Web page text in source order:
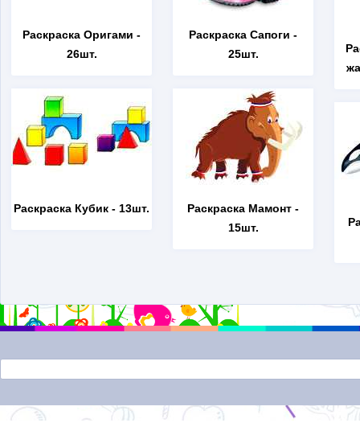
Раскраска Оригами -
26шт.
Раскраска Кубик - 13шт.
Раскраска Сапоги -
25шт.
Раскраска Мамонт -
15шт.